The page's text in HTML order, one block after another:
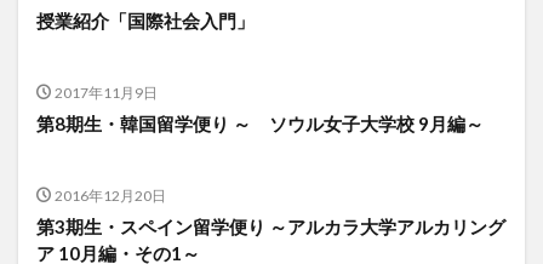
授業紹介「国際社会入門」
2017年11月9日
第8期生・韓国留学便り ～ ソウル女子大学校 9月編～
2016年12月20日
第3期生・スペイン留学便り ～アルカラ大学アルカリング
ア 10月編・その1～